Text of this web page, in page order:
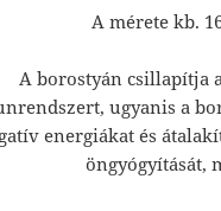
A mérete kb.
A borostyán csillapítja
ugyanis a
energiákat és
öngyógyítását,